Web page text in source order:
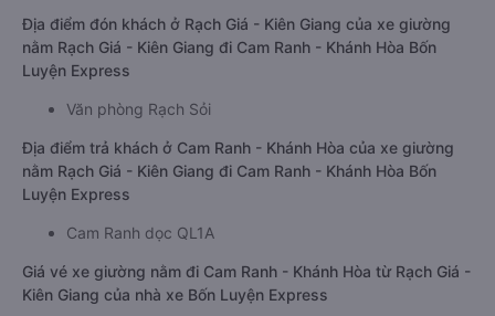
Địa điểm đón khách ở Rạch Giá - Kiên Giang của xe giường
nằm Rạch Giá - Kiên Giang đi Cam Ranh - Khánh Hòa Bốn
Luyện Express
Văn phòng Rạch Sỏi
Địa điểm trả khách ở Cam Ranh - Khánh Hòa của xe giường
nằm Rạch Giá - Kiên Giang đi Cam Ranh - Khánh Hòa Bốn
Luyện Express
Cam Ranh dọc QL1A
Giá vé xe giường nằm đi Cam Ranh - Khánh Hòa từ Rạch Giá -
Kiên Giang của nhà xe Bốn Luyện Express